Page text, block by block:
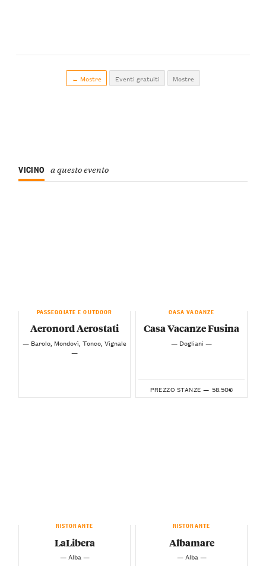
← Mostre Eventi gratuiti Mostre
VICINO a questo evento
PASSEGGIATE E OUTDOOR
Aeronord Aerostati
— Barolo, Mondovì, Tonco, Vignale
—
CASA VACANZE
Casa Vacanze Fusina
— Dogliani —
PREZZO STANZE — 58.50€
RISTORANTE
LaLibera
— Alba —
RISTORANTE
Albamare
— Alba —